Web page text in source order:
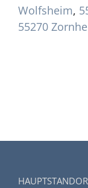
Wolfsheim,
55270